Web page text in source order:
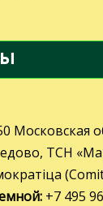
Московская
ТСН
+7 495